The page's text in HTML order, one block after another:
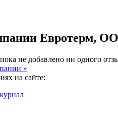
Евротерм,
не добавлено ни одного
»
на сайте: